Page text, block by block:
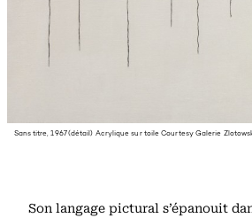
Sans titre, 1967 (détail) Acrylique sur toile Courtesy Galerie
Son langage pictural s’épanouit